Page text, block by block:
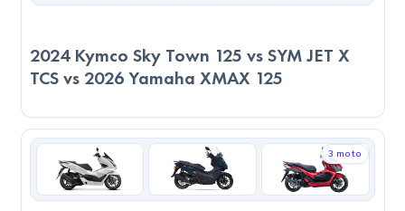
2024 Kymco Sky Town 125 vs SYM JET X
TCS vs 2026 Yamaha XMAX 125
3 moto